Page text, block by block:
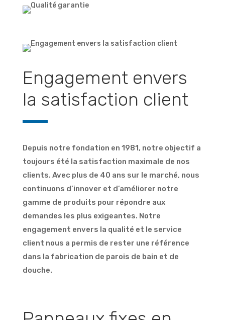
Engagement envers
la satisfaction client
Depuis notre fondation en 1981, notre objectif a
toujours été la satisfaction maximale de nos
clients. Avec plus de 40 ans sur le marché, nous
continuons d’innover et d’améliorer notre
gamme de produits pour répondre aux
demandes les plus exigeantes. Notre
engagement envers la qualité et le service
client nous a permis de rester une référence
dans la fabrication de parois de bain et de
douche.